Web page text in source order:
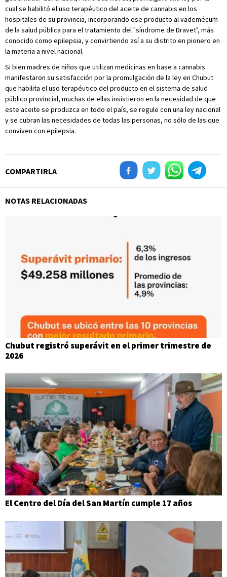
cual se habilitó el uso terapéutico del aceite de cannabis en los
hospitales de su provincia, incorporando ese producto al vademécum
de la salud pública para el tratamiento del "síndrome de Dravet", más
conocido como epilepsia, y convirtiendo así a su distrito en pionero en
la materia a nivel nacional.
Si bien madres de niños que utilizan medicinas en base a cannabis
manifestaron su satisfacción por la promulgación de la ley en Chubut
que habilita el uso terapéutico del producto en el sistema de salud
público provincial, muchas de ellas insistieron en la necesidad de que
este aceite se produzca en todo el país, se regule con una ley nacional
y se cubran las necesidades de todas las personas, no sólo de las que
conviven con epilepsia.
COMPARTIRLA
NOTAS RELACIONADAS
Chubut registró superávit en el primer trimestre de
2026
El Centro del Día del San Martín cumple 17 años